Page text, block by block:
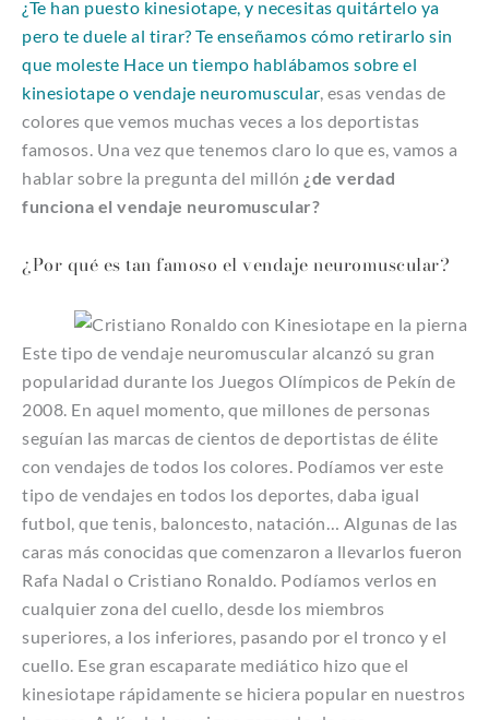
¿Te han puesto kinesiotape, y necesitas quitártelo ya
pero te duele al tirar? Te enseñamos cómo retirarlo sin
que moleste Hace un tiempo hablábamos sobre el
kinesiotape o vendaje neuromuscular, esas vendas de
colores que vemos muchas veces a los deportistas
famosos. Una vez que tenemos claro lo que es, vamos a
hablar sobre la pregunta del millón ¿de verdad
funciona el vendaje neuromuscular?
¿Por qué es tan famoso el vendaje neuromuscular?
Este tipo de vendaje neuromuscular alcanzó su gran
popularidad durante los Juegos Olímpicos de Pekín de
2008. En aquel momento, que millones de personas
seguían las marcas de cientos de deportistas de élite
con vendajes de todos los colores. Podíamos ver este
tipo de vendajes en todos los deportes, daba igual
futbol, que tenis, baloncesto, natación… Algunas de las
caras más conocidas que comenzaron a llevarlos fueron
Rafa Nadal o Cristiano Ronaldo. Podíamos verlos en
cualquier zona del cuello, desde los miembros
superiores, a los inferiores, pasando por el tronco y el
cuello. Ese gran escaparate mediático hizo que el
kinesiotape rápidamente se hiciera popular en nuestros